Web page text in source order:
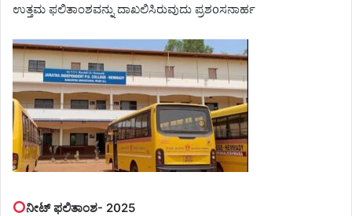
ಉತ್ತಮ ಫಲಿತಾಂಶವನ್ನು ದಾಖಲಿಸಿರುವುದು ಪ್ರಶoಸನಾರ್ಹ
ನೀಟ್ ಫಲಿತಾಂಶ- 2025